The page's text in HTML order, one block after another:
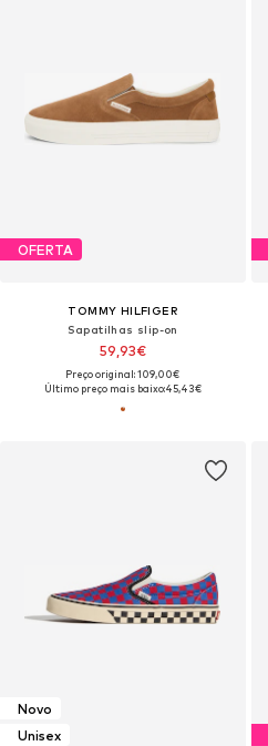
OFERTA
TOMMY HILFIGER
Sapatilhas slip-on
59,93€
Preço original: 109,00€
Último preço mais baixo:45,43€
Novo
Unisex